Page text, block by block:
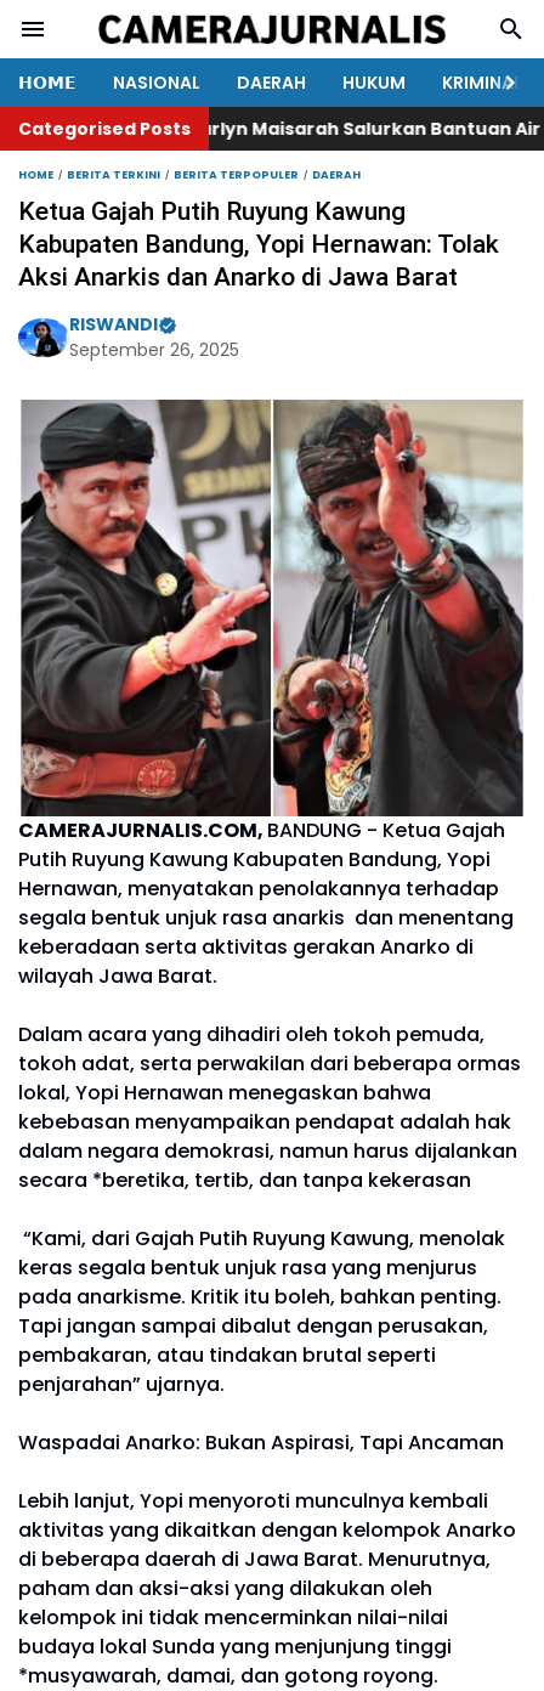
𝗛𝗢𝗠𝗘 NASIONAL DAERAH HUKUM
KRIMINAL
Categorised PostsMarlyn Maisarah Salurkan Bantuan Air Bersih
HOME BERITA TERKINI BERITA TERPOPULER DAERAH
Ketua Gajah Putih Ruyung Kawung
Kabupaten Bandung, Yopi Hernawan: Tolak
Aksi Anarkis dan Anarko di Jawa Barat
RISWANDI
September 26, 2025
CAMERAJURNALIS.COM, BANDUNG - Ketua Gajah
Putih Ruyung Kawung Kabupaten Bandung, Yopi
Hernawan, menyatakan penolakannya terhadap
segala bentuk unjuk rasa anarkis dan menentang
keberadaan serta aktivitas gerakan Anarko di
wilayah Jawa Barat.
Dalam acara yang dihadiri oleh tokoh pemuda,
tokoh adat, serta perwakilan dari beberapa ormas
lokal, Yopi Hernawan menegaskan bahwa
kebebasan menyampaikan pendapat adalah hak
dalam negara demokrasi, namun harus dijalankan
secara *beretika, tertib, dan tanpa kekerasan
“Kami, dari Gajah Putih Ruyung Kawung, menolak
keras segala bentuk unjuk rasa yang menjurus
pada anarkisme. Kritik itu boleh, bahkan penting.
Tapi jangan sampai dibalut dengan perusakan,
pembakaran, atau tindakan brutal seperti
penjarahan” ujarnya.
Waspadai Anarko: Bukan Aspirasi, Tapi Ancaman
Lebih lanjut, Yopi menyoroti munculnya kembali
aktivitas yang dikaitkan dengan kelompok Anarko
di beberapa daerah di Jawa Barat. Menurutnya,
paham dan aksi-aksi yang dilakukan oleh
kelompok ini tidak mencerminkan nilai-nilai
budaya lokal Sunda yang menjunjung tinggi
*musyawarah, damai, dan gotong royong.